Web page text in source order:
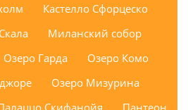
Кастелло Сфорцеско
Миланский собор
Озеро Гарда
Озеро Комо
Озеро Мизурина
Скифанойя Пантеон